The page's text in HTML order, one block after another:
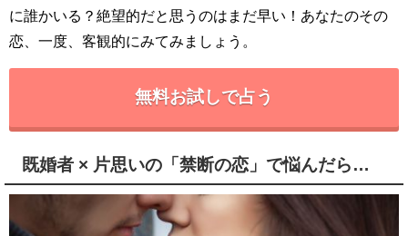
に誰かいる？絶望的だと思うのはまだ早い！あなたのその
恋、一度、客観的にみてみましょう。
無料お試しで占う
既婚者 × 片思いの「禁断の恋」で悩んだら…